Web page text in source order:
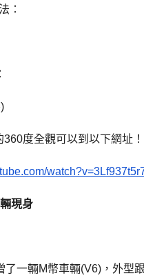
：
度全觀可以到以下網址！
現身
了一輛M幣車輛(V6)，外型